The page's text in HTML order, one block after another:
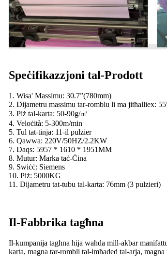
Speċifikazzjoni tal-Prodott
1. Wisa' Massimu: 30.7”(780mm)
2. Dijametru massimu tar-romblu li ma jitħalliex:
3. Piż tal-karta: 50-90g/㎡
4. Veloċità: 5-300m/min
5. Tul tat-tinja: 11-il pulzier
6. Qawwa: 220V/50HZ/2.2KW
7. Daqs: 5957 * 1610 * 1951MM
8. Mutur: Marka taċ-Ċina
9. Swiċċ: Siemens
10. Piż: 5000KG
11. Dijametru tat-tubu tal-karta: 76mm (3 pulzieri)
Il-Fabbrika tagħna
Il-kumpanija tagħna hija waħda mill-akbar
karta, magna tar-rombli tal-imħaded tal-arja,